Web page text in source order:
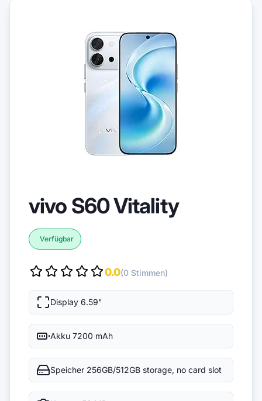
vivo S60 Vitality
Verfügbar
0.0(0 Stimmen)
Display 6.59"
Akku 7200 mAh
Speicher 256GB/512GB storage, no card slot